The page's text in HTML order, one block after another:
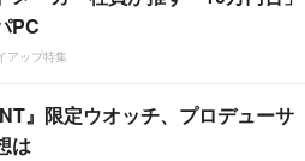
PC
アップ特集
』限定ウオッチ、プロデューサ
は